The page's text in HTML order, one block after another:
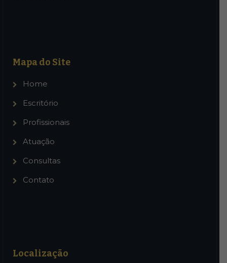
Mapa do Site
Home
Escritório
Profissionais
Atuação
Consultas
Contato
Localização